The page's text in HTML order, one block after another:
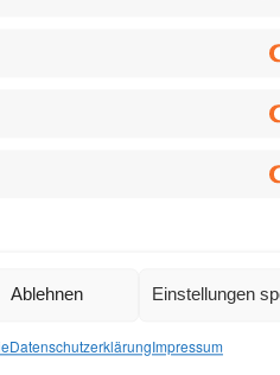
Ablehnen Einstellungen
DatenschutzerklärungImpressum